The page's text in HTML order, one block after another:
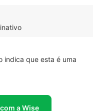
indica que esta é uma
a Wise